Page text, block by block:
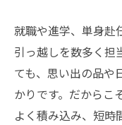
就職や進学、単身赴
引っ越しを数多く担
ても、思い出の品や
かりです。だからこ
よく積み込み、短時